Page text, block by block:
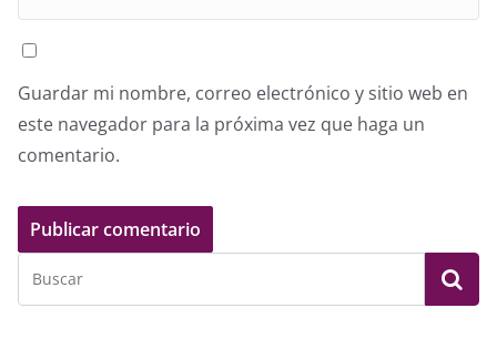
Guardar mi nombre, correo electrónico y sitio web en
este navegador para la próxima vez que haga un
comentario.